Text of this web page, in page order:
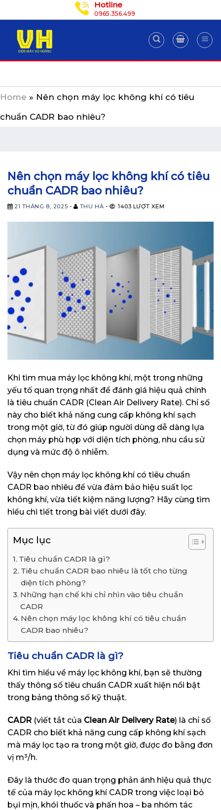
to
content
Hotline
0965.356.499
Home » Nên chọn máy lọc không khí có tiêu
chuẩn CADR bao nhiêu?
Nên chọn máy lọc không khí có tiêu
chuẩn CADR bao nhiêu?
21 THÁNG 8, 2025 - THU HÀ - 1403 LƯỢT XEM
Khi tìm mua máy lọc không khí, một trong những
yếu tố quan trọng nhất để đánh giá hiệu quả chính
là tiêu chuẩn CADR (Clean Air Delivery Rate). Chỉ số
này cho biết khả năng cung cấp không khí sạch
trong một giờ, từ đó giúp người dùng dễ dàng lựa
chọn máy phù hợp với diện tích phòng, nhu cầu sử
dụng và mức độ ô nhiễm.
Vậy nên chọn máy lọc không khí có tiêu chuẩn
CADR bao nhiêu để vừa đảm bảo hiệu suất lọc
không khí, vừa tiết kiệm năng lượng? Hãy cùng tìm
hiểu chi tiết trong bài viết dưới đây.
Mục lục
Tiêu chuẩn CADR là gì?
Tiêu chuẩn CADR bao nhiêu là tốt cho từng
diện tích phòng?
Những hạn chế khi chỉ nhìn vào tiêu chuẩn
CADR
Nên chọn máy lọc không khí có tiêu chuẩn
CADR bao nhiêu?
Tiêu chuẩn CADR là gì?
Khi tìm hiểu về máy lọc không khí, bạn sẽ thường
thấy thông số tiêu chuẩn CADR xuất hiện nổi bật
trong bảng thông số kỹ thuật.
CADR (viết tắt của Clean Air Delivery Rate) là chỉ số
CADR cho biết khả năng cung cấp không khí sạch
mà máy lọc tạo ra trong một giờ, được đo bằng đơn
vị m³/h.
Đây là thước đo quan trọng phản ánh hiệu quả thực
tế của máy lọc không khí CADR trong việc loại bỏ
bụi mịn, khói thuốc và phấn hoa – ba nhóm tác